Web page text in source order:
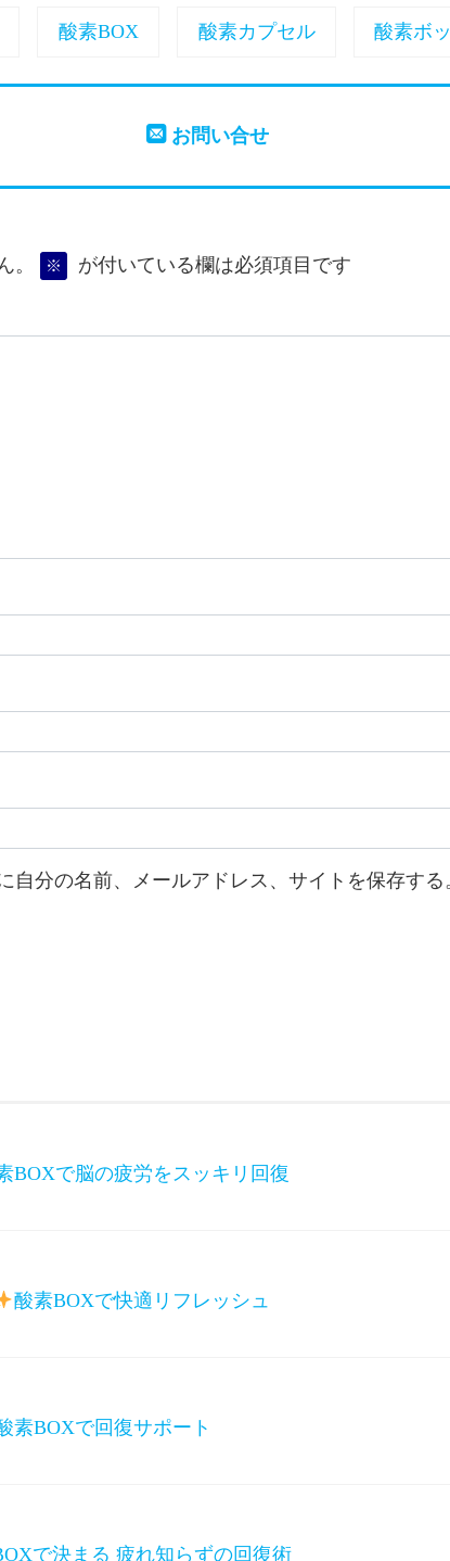
酸素BOX 酸素カプセル 酸素ボ
お問い合せ
。 ※ が付いている欄は必須項目です
分の名前、メールアドレス、サイトを保存する
BOXで脳の疲労をスッキリ回復
酸素BOXで快適リフレッシュ
素BOXで回復サポート
で決まる 疲れ知らずの回復術